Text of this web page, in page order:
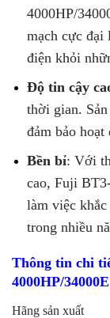
4000HP/
mạch cực đại
điện khỏi
Độ tin cậy
thời gian.
đảm bảo
Bền bỉ: Với
cao, Fuji
làm việc
trong nhiều
Thông tin chi
4000HP/34000E
Hãng sản xuất